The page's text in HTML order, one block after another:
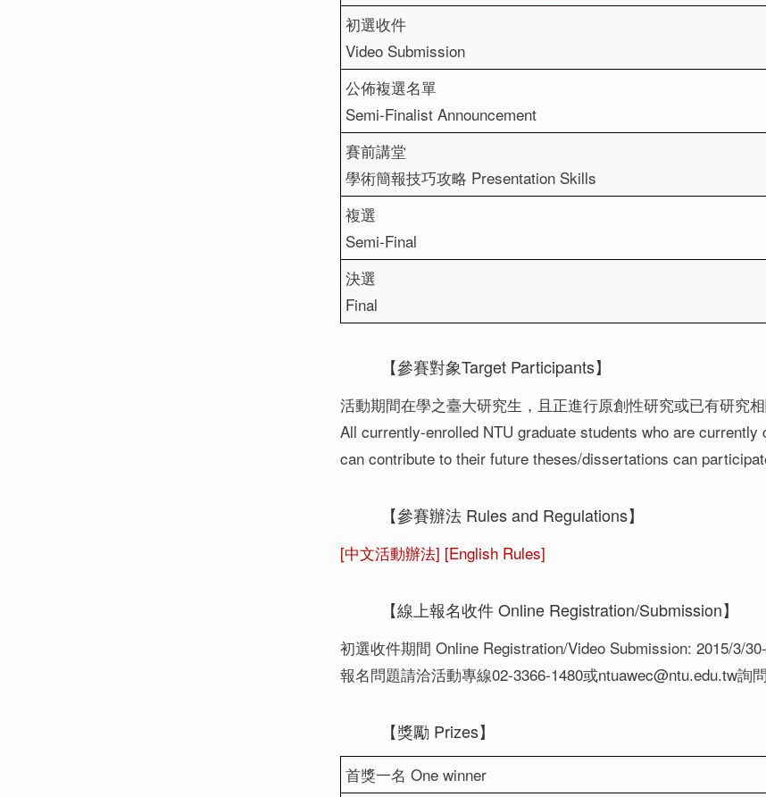
初選收件
Video Submission
公佈複選名單
Semi-Finalist Announcement
賽前講堂
學術簡報技巧攻略 Presentation Skills
複選
Semi-Final
決選
Final
【參賽對象Target Participants】
活動期間在學之臺大研究生，且正進行原創性研究或已有研究相
All currently-enrolled NTU graduate students who are
can contribute to their future theses/dissertations can
【參賽辦法 Rules and Regulations】
[中文活動辦法] [English Rules]
【線上報名收件 Online Registration/Submission】
初選收件期間 Online Registration/Video Submission: 2015/3/
報名問題請洽活動專線02-3366-1480或ntuawec@ntu.edu.tw詢問
【獎勵 Prizes】
首獎一名 One winner